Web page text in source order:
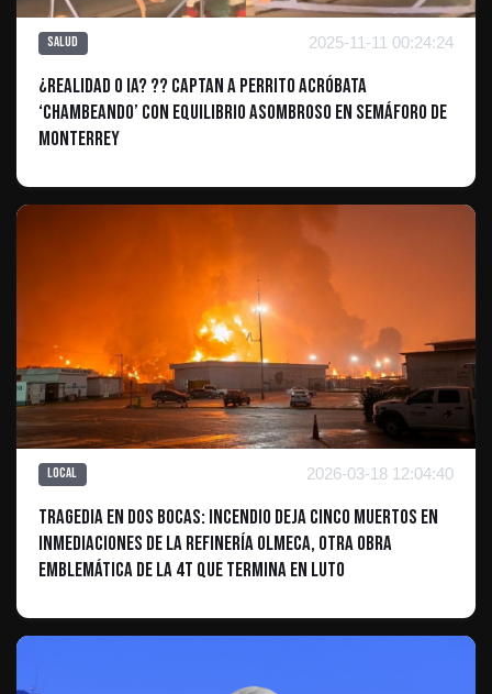
Salud 2025-11-11 00:24:24
¿Realidad o IA? ?? Captan a Perrito Acróbata
‘Chambeando’ con Equilibrio Asombroso en Semáforo de
Monterrey
Local 2026-03-18 12:04:40
Tragedia en Dos Bocas: Incendio deja cinco muertos en
inmediaciones de la Refinería Olmeca, otra obra
emblemática de la 4T que termina en luto